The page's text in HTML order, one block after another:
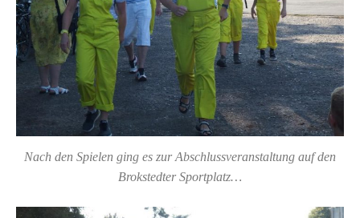
Nach den Spielen ging es zur Abschlussveranstaltung auf den
Brokstedter Sportplatz…